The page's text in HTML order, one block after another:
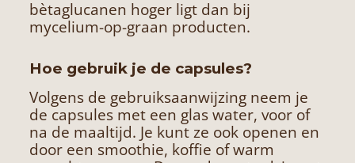
bètaglucanen hoger ligt dan bij
mycelium-op-graan producten.
Hoe gebruik je de capsules?
Volgens de gebruiksaanwijzing neem je
de capsules met een glas water, voor of
na de maaltijd. Je kunt ze ook openen en
door een smoothie, koffie of warm